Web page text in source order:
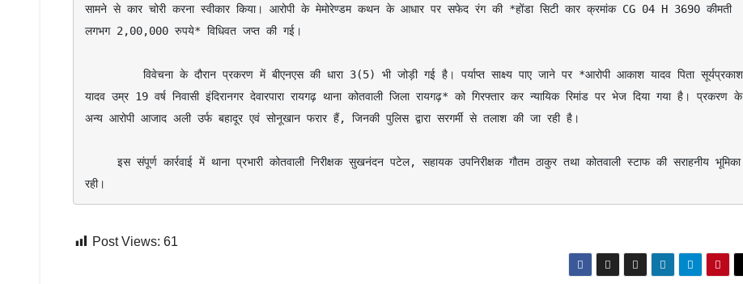
सामने से कार चोरी करना स्वीकार किया। आरोपी के मेमोरेण्डम कथन के आधार पर सफेद रंग की *होंडा सिटी कार क्रमांक CG 04 H 3690 कीमती
लगभग 2,00,000 रुपये* विधिवत जप्त की गई।
यादव उम्र 19 वर्ष निवासी इंदिरानगर देवारपारा रायगढ़ थाना कोतवाली जिला रायगढ़* को गिरफ्तार कर न्यायिक रिमांड पर भेज दिया गया है। प्रकरण के
अन्य आरोपी आजाद अली उर्फ बहादूर एवं सोनूखान फरार हैं, जिनकी पुलिस द्वारा सरगर्मी से तलाश की जा रही है।
रही।
Post Views: 61